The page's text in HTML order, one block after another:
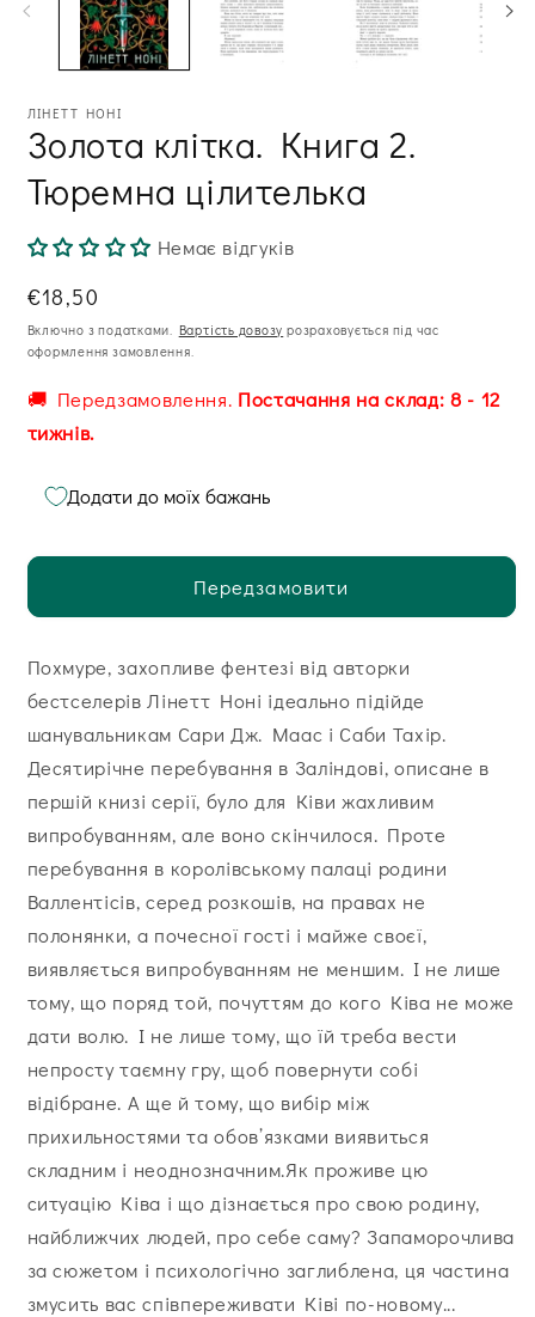
вікні
ЛІНЕТТ НОНІ
Золота клітка. Книга 2.
Тюремна цілителька
Немає відгуків
Звична
ціна
€18,50
Включно з податками. Вартість довозу розраховується під час
оформлення замовлення.
🚚 Передзамовлення. Постачання на склад: 8 - 12
тижнів.
Додати до моїх бажань
Передзамовити
Похмуре, захопливе фентезі від авторки
бестселерів Лінетт Ноні ідеально підійде
шанувальникам Сари Дж. Маас і Саби Тахір.
Десятирічне перебування в Заліндові, описане в
першій книзі серії, було для Ківи жахливим
випробуванням, але воно скінчилося. Проте
перебування в королівському палаці родини
Валлентісів, серед розкошів, на правах не
полонянки, а почесної гості і майже своєї,
виявляється випробуванням не меншим. І не лише
тому, що поряд той, почуттям до кого Ківа не може
дати волю. І не лише тому, що їй треба вести
непросту таємну гру, щоб повернути собі
відібране. А ще й тому, що вибір між
прихильностями та обов’язками виявиться
складним і неоднозначним.Як проживе цю
ситуацію Ківа і що дізнається про свою родину,
найближчих людей, про себе саму? Запаморочлива
за сюжетом і психологічно заглиблена, ця частина
змусить вас співпереживати Ківі по-новому...